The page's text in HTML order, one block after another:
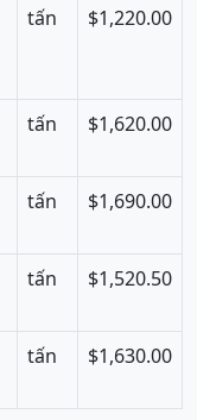
tấn $1,220.00
tấn $1,620.00
tấn $1,690.00
tấn $1,520.50
tấn $1,630.00